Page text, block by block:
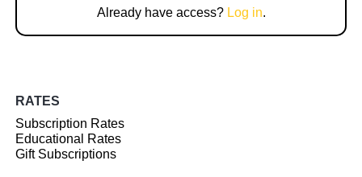
Already have access? Log in.
RATES
Subscription Rates
Educational Rates
Gift Subscriptions